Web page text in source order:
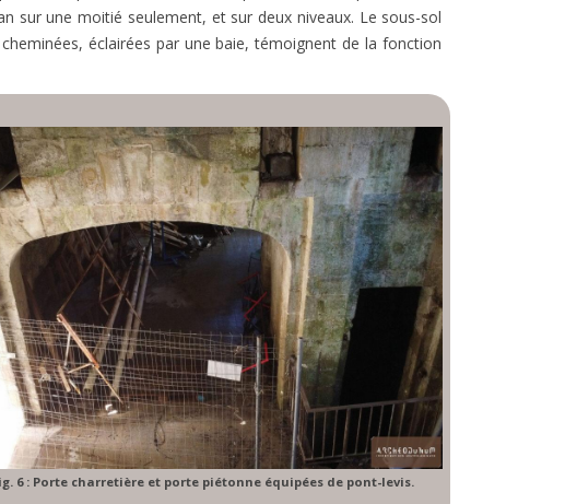
sur une moitié seulement, et sur deux niveaux. Le sous-sol
éclairées par une baie, témoignent de la fonction
6 : Porte charretière et porte piétonne équipées de pont-levis.